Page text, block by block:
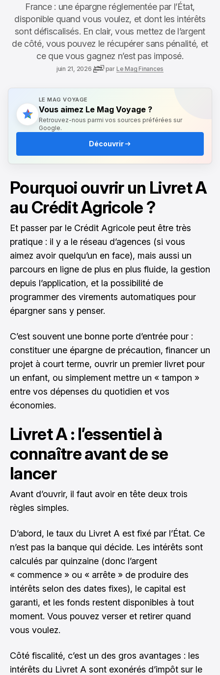
France : une épargne réglementée par l’État,
disponible quand vous voulez, et dont les intérêts
sont défiscalisés. En clair, vous mettez de l’argent
de côté, vous pouvez le récupérer sans pénalité, et
ce que vous gagnez n’est pas imposé.
juin 21, 2026 par Le Mag Finances
LE MAG VOYAGE
Vous aimez Le Mag Voyage ?
Retrouvez-nous parmi vos sources préférées sur
Google.
Découvrir
Pourquoi ouvrir un Livret A
au Crédit Agricole ?
Et passer par le Crédit Agricole peut être très
pratique : il y a le réseau d’agences (si vous
aimez avoir quelqu’un en face), mais aussi un
parcours en ligne de plus en plus fluide, la gestion
depuis l’application, et la possibilité de
programmer des virements automatiques pour
épargner sans y penser.
C’est souvent une bonne porte d’entrée pour :
constituer une épargne de précaution, financer un
projet à court terme, ouvrir un premier livret pour
un enfant, ou simplement mettre un « tampon »
entre vos dépenses du quotidien et vos
économies.
Livret A : l’essentiel à
connaître avant de se
lancer
Avant d’ouvrir, il faut avoir en tête deux trois
règles simples.
D’abord, le taux du Livret A est fixé par l’État. Ce
n’est pas la banque qui décide. Les intérêts sont
calculés par quinzaine (donc l’argent
« commence » ou « arrête » de produire des
intérêts selon des dates fixes), le capital est
garanti, et les fonds restent disponibles à tout
moment. Vous pouvez verser et retirer quand
vous voulez.
Côté fiscalité, c’est un des gros avantages : les
intérêts du Livret A sont exonérés d’impôt sur le